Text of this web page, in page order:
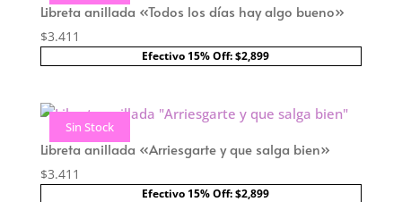
Libreta anillada «Todos los días hay algo bueno»
$3.411
Efectivo 15% Off: $2,899
Sin Stock
Libreta anillada «Arriesgarte y que salga bien»
$3.411
Efectivo 15% Off: $2,899